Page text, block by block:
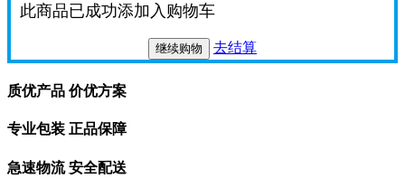
此商品已成功添加入购物车
继续购物 去结算
质优产品 价优方案
专业包装 正品保障
急速物流 安全配送